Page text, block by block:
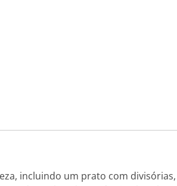
incluindo um prato com divisórias,